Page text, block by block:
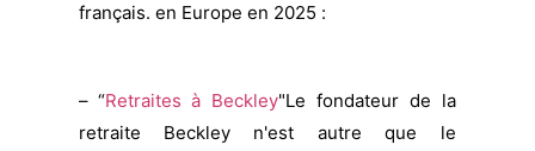
français. en Europe en 2025 :
– “Retraites à Beckley"Le fondateur de la
retraite Beckley n'est autre que le